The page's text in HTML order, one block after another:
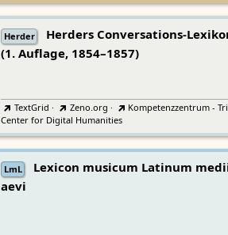
Herder
Herders Conversations-
(1. Auflage, 1854–1857)
TextGrid · Zeno.org ·
Kompetenzzentrum -
Center for Digital Humanities
LmL
Lexicon musicum Latinum
aevi